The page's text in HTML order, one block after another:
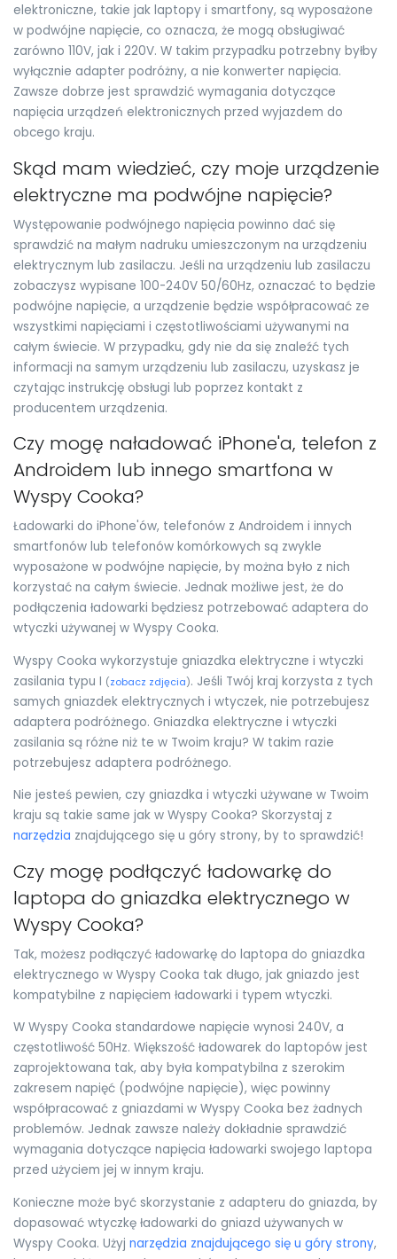
elektroniczne, takie jak laptopy i smartfony, są wyposażone
w podwójne napięcie, co oznacza, że mogą obsługiwać
zarówno 110V, jak i 220V. W takim przypadku potrzebny byłby
wyłącznie adapter podróżny, a nie konwerter napięcia.
Zawsze dobrze jest sprawdzić wymagania dotyczące
napięcia urządzeń elektronicznych przed wyjazdem do
obcego kraju.
Skąd mam wiedzieć, czy moje urządzenie
elektryczne ma podwójne napięcie?
Występowanie podwójnego napięcia powinno dać się
sprawdzić na małym nadruku umieszczonym na urządzeniu
elektrycznym lub zasilaczu. Jeśli na urządzeniu lub zasilaczu
zobaczysz wypisane 100-240V 50/60Hz, oznaczać to będzie
podwójne napięcie, a urządzenie będzie współpracować ze
wszystkimi napięciami i częstotliwościami używanymi na
całym świecie. W przypadku, gdy nie da się znaleźć tych
informacji na samym urządzeniu lub zasilaczu, uzyskasz je
czytając instrukcję obsługi lub poprzez kontakt z
producentem urządzenia.
Czy mogę naładować iPhone'a, telefon z
Androidem lub innego smartfona w
Wyspy Cooka?
Ładowarki do iPhone'ów, telefonów z Androidem i innych
smartfonów lub telefonów komórkowych są zwykle
wyposażone w podwójne napięcie, by można było z nich
korzystać na całym świecie. Jednak możliwe jest, że do
podłączenia ładowarki będziesz potrzebować adaptera do
wtyczki używanej w Wyspy Cooka.
Wyspy Cooka wykorzystuje gniazdka elektryczne i wtyczki
zasilania typu I (zobacz zdjęcia). Jeśli Twój kraj korzysta z tych
samych gniazdek elektrycznych i wtyczek, nie potrzebujesz
adaptera podróżnego. Gniazdka elektryczne i wtyczki
zasilania są różne niż te w Twoim kraju? W takim razie
potrzebujesz adaptera podróżnego.
Nie jesteś pewien, czy gniazdka i wtyczki używane w Twoim
kraju są takie same jak w Wyspy Cooka? Skorzystaj z
narzędzia znajdującego się u góry strony, by to sprawdzić!
Czy mogę podłączyć ładowarkę do
laptopa do gniazdka elektrycznego w
Wyspy Cooka?
Tak, możesz podłączyć ładowarkę do laptopa do gniazdka
elektrycznego w Wyspy Cooka tak długo, jak gniazdo jest
kompatybilne z napięciem ładowarki i typem wtyczki.
W Wyspy Cooka standardowe napięcie wynosi 240V, a
częstotliwość 50Hz. Większość ładowarek do laptopów jest
zaprojektowana tak, aby była kompatybilna z szerokim
zakresem napięć (podwójne napięcie), więc powinny
współpracować z gniazdami w Wyspy Cooka bez żadnych
problemów. Jednak zawsze należy dokładnie sprawdzić
wymagania dotyczące napięcia ładowarki swojego laptopa
przed użyciem jej w innym kraju.
Konieczne może być skorzystanie z adapteru do gniazda, by
dopasować wtyczkę ładowarki do gniazd używanych w
Wyspy Cooka. Użyj narzędzia znajdującego się u góry strony,